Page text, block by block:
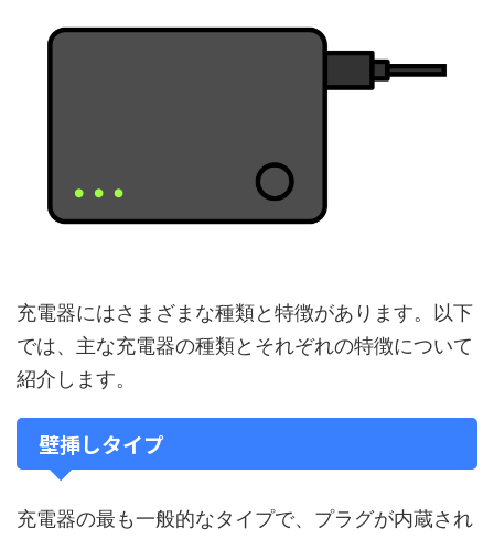
充電器にはさまざまな種類と特徴があります。以下
では、主な充電器の種類とそれぞれの特徴について
紹介します。
壁挿しタイプ
充電器の最も一般的なタイプで、プラグが内蔵され